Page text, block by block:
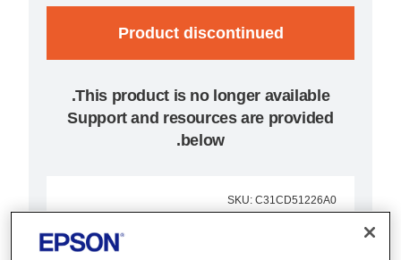
Product discontinued
Support and resources are provided
below.
SKU: C31CD51226A0